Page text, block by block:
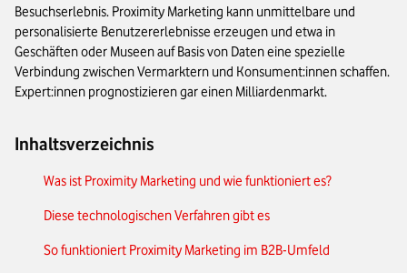
Besuchserlebnis. Proximity Marketing kann unmittelbare und
personalisierte Benutzererlebnisse erzeugen und etwa in
Geschäften oder Museen auf Basis von Daten eine spezielle
Verbindung zwischen Vermarktern und Konsument:innen schaffen.
Expert:innen prognostizieren gar einen Milliardenmarkt.
Inhaltsverzeichnis
Was ist Proximity Marketing und wie funktioniert es?
Diese technologischen Verfahren gibt es
So funktioniert Proximity Marketing im B2B-Umfeld